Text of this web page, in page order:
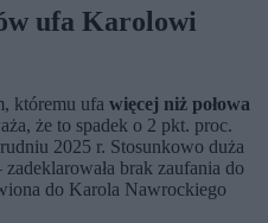
ufa Karolowi
któremu ufa więcej niż połowa
że to spadek o 2 pkt. proc.
2025 r. Stosunkowo duża
brak zaufania do
do Karola Nawrockiego